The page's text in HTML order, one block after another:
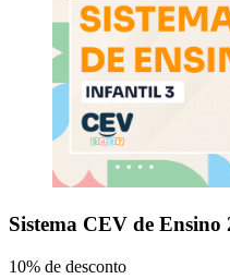
Sistema CEV de
10% de desconto